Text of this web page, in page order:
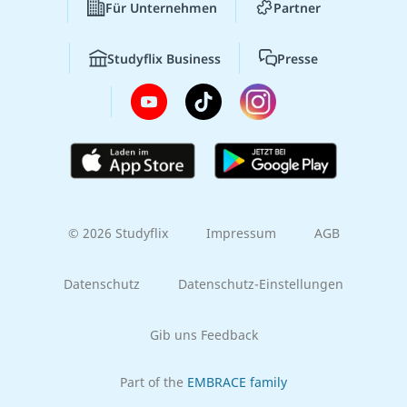
Für Unternehmen Partner
Studyflix Business Presse
© 2026 Studyflix Impressum AGB
Datenschutz Datenschutz-Einstellungen
Gib uns Feedback
Part of the EMBRACE family